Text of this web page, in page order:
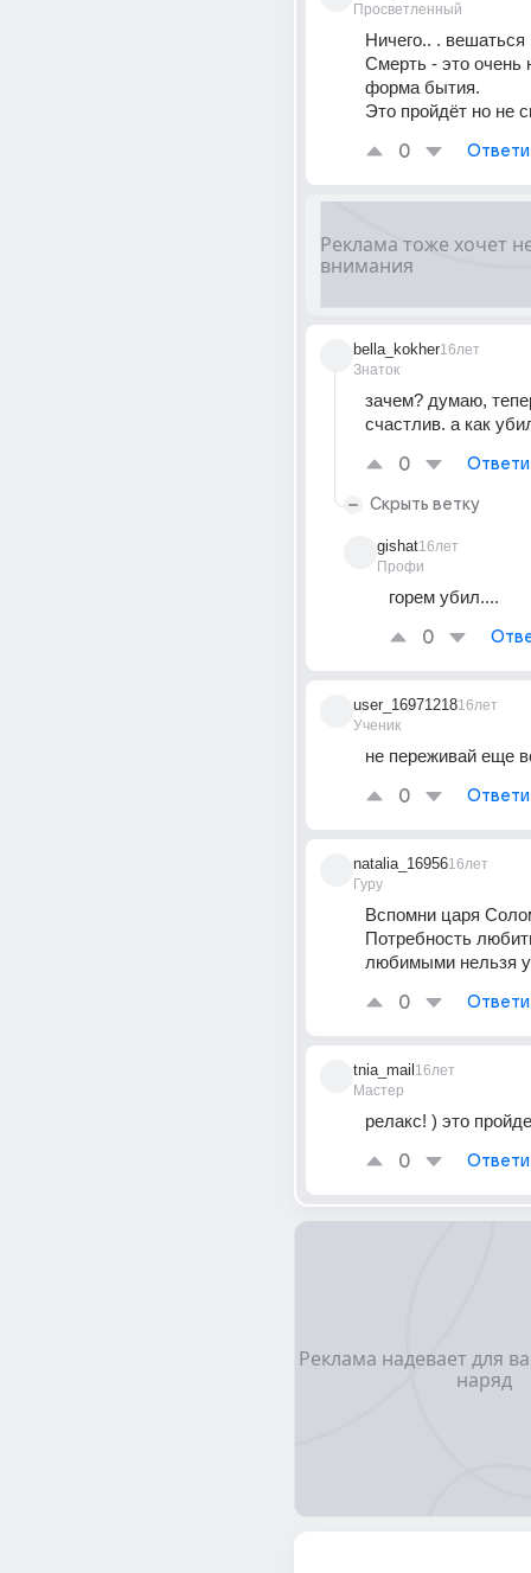
Просветленный
Ничего.. . вешаться
Смерть - это очень
форма бытия.
Это пройдёт но не
0
bella_kokher
Знаток
16лет
зачем? думаю,
счастлив. а как
0
Скрыть ветку
gishat
Профи
16лет
горем убил....
0
user_16971218
Ученик
16лет
не переживай еще
0
natalia_16956
Гуру
16лет
Вспомни царя
Потребность
любимыми нельзя
0
tnia_mail
Мастер
16лет
релакс! ) это
0